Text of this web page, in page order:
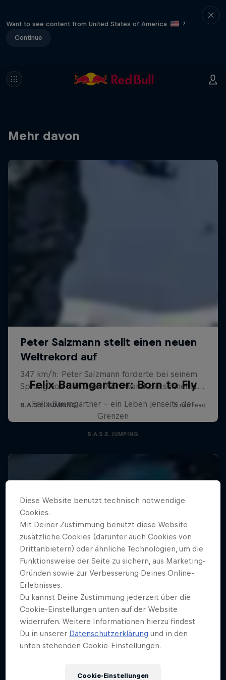
Want to see content from United States of America
?
Continue
Mehr davon
Felix Baumgartner: Born to Fly
Felix Baumgartner - ein Leben jenseits der
Grenzen
B.A.S.E. JUMPING
Diese Website benutzt technisch notwendige
Cookies.
Mit Deiner Zustimmung benutzt diese Website
zusätzliche Cookies (darunter auch Cookies von
Drittanbietern) oder ähnliche Technologien, um die
Funktionsweise der Seite zu sichern, aus Marketing-
Gründen sowie zur Verbesserung Deines Online-
Erlebnisses.
Du kannst Deine Zustimmung jederzeit über die
Cookie-Einstellungen unten auf der Website
widerrufen. Weitere Informationen hierzu findest
Du in unserer Datenschutzerklärung und in den
unten stehenden Cookie-Einstellungen.
Cookie-Einstellungen